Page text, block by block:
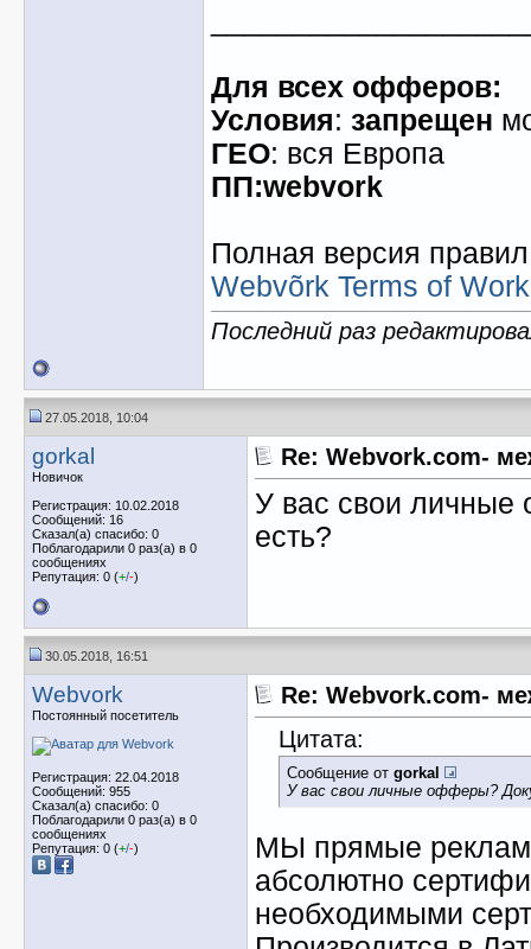
Для всех офферов:
Условия: запрещен
ГЕО: вся Европа
ПП:webvork
Полная версия
Webvõrk Terms of Work
Последний раз
27.05.2018, 10:04
gorkal
Новичок
Регистрация: 10.02.2018
Сообщений: 16
Сказал(а) спасибо: 0
Поблагодарили 0 раз(а) в 0
сообщениях
Репутация: 0 (+/-)
Re: Webvork.com-
У вас свои
есть?
30.05.2018, 16:51
Webvork
Постоянный посетитель
Регистрация: 22.04.2018
Сообщений: 955
Сказал(а) спасибо: 0
Поблагодарили 0 раз(а) в 0
сообщениях
Репутация: 0 (+/-)
Re: Webvork.com-
Цитата:
Сообщение от gorkal
У вас свои личные офферы?
МЫ прямые
абсолютно
необходимыми